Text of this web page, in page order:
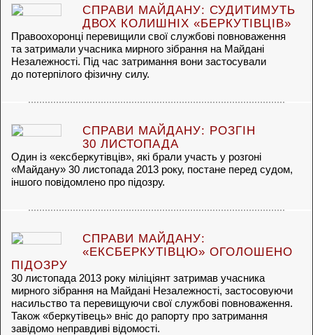
СПРАВИ МАЙДАНУ: СУДИТИМУТЬ
ДВОХ КОЛИШНІХ «БЕРКУТІВЦІВ»
Правоохоронці перевищили свої службові повноваження
та затримали учасника мирного зібрання на Майдані
Незалежності. Під час затримання вони застосували
до потерпілого фізичну силу.
СПРАВИ МАЙДАНУ: РОЗГІН
30 ЛИСТОПАДА
Один із «ексберкутівців», які брали участь у розгоні
«Майдану» 30 листопада 2013 року, постане перед судом,
іншого повідомлено про підозру.
СПРАВИ МАЙДАНУ:
«ЕКСБЕРКУТІВЦЮ» ОГОЛОШЕНО
ПІДОЗРУ
30 листопада 2013 року міліціянт затримав учасника
мирного зібрання на Майдані Незалежності, застосовуючи
насильство та перевищуючи свої службові повноваження.
Також «беркутівець» вніс до рапорту про затримання
завідомо неправдиві відомості.